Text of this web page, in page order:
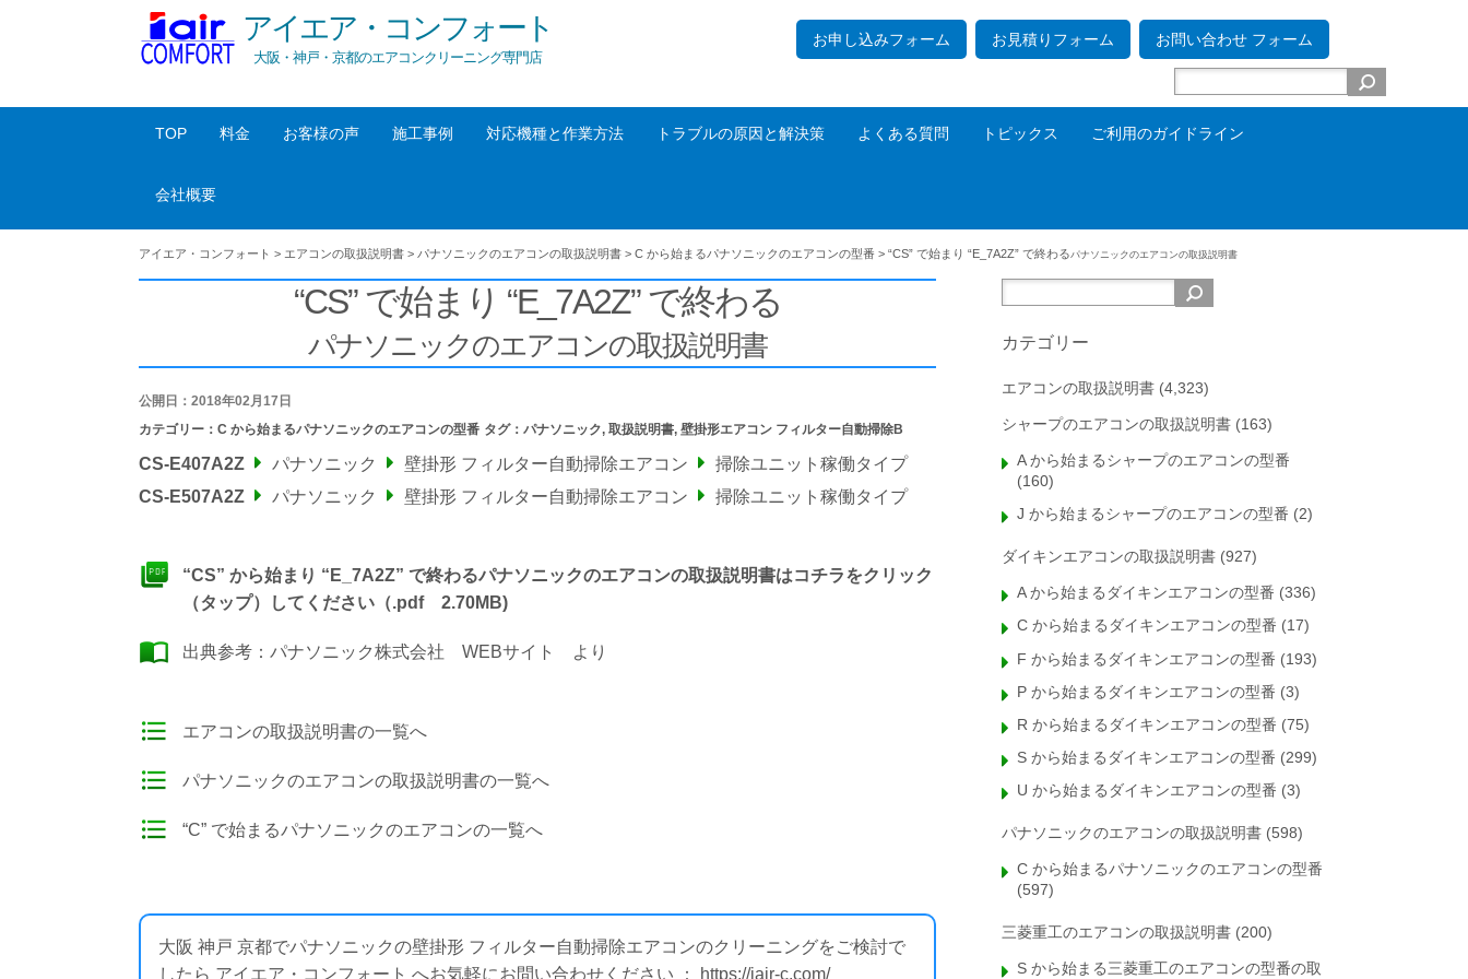
アイエア・コンフォート
大阪・神戸・京都のエアコンクリーニング専門店
お申し込みフォーム お見積りフォーム お問い合わせ フォーム
TOP 料金 お客様の声 施工事例 対応機種と作業方法 トラブルの原因と解決策 よくある質問 トピックス ご利用のガイドライン
会社概要
アイエア・コンフォート > エアコンの取扱説明書 > パナソニックのエアコンの取扱説明書 > C から始まるパナソニックのエアコンの型番 > “CS” で始まり “E_7A2Z” で終わるパナソニックのエアコンの取扱説明書
“CS” で始まり “E_7A2Z” で終わる
パナソニックのエアコンの取扱説明書
公開日：2018年02月17日
カテゴリー： C から始まるパナソニックのエアコンの型番 タグ： パナソニック, 取扱説明書, 壁掛形エアコン フィルター自動掃除B
CS-E407A2Z パナソニック 壁掛形 フィルター自動掃除エアコン
掃除ユニット稼働タイプ
CS-E507A2Z
パナソニック 壁掛形 フィルター自動掃除エアコン 掃除ユニット稼働タイプ
“CS” から始まり “E_7A2Z” で終わるパナソニックのエアコンの取扱説明書はコチラをクリック
（タップ）してください（.pdf 2.70MB)
出典参考： パナソニック株式会社 WEBサイト より
エアコンの取扱説明書の一覧へ
パナソニックのエアコンの取扱説明書の一覧へ
“C” で始まるパナソニックのエアコンの一覧へ
大阪 神戸 京都でパナソニックの壁掛形 フィルター自動掃除エアコンのクリーニングをご検討で
したら アイエア・コンフォート へお気軽にお問い合わせください ： https://iair-c.com/
カテゴリー
エアコンの取扱説明書 (4,323)
シャープのエアコンの取扱説明書 (163)
A から始まるシャープのエアコンの型番
(160)
J から始まるシャープのエアコンの型番 (2)
ダイキンエアコンの取扱説明書 (927)
A から始まるダイキンエアコンの型番 (336)
C から始まるダイキンエアコンの型番 (17)
F から始まるダイキンエアコンの型番 (193)
P から始まるダイキンエアコンの型番 (3)
R から始まるダイキンエアコンの型番 (75)
S から始まるダイキンエアコンの型番 (299)
U から始まるダイキンエアコンの型番 (3)
パナソニックのエアコンの取扱説明書 (598)
C から始まるパナソニックのエアコンの型番
(597)
三菱重工のエアコンの取扱説明書 (200)
S から始まる三菱重工のエアコンの型番の取